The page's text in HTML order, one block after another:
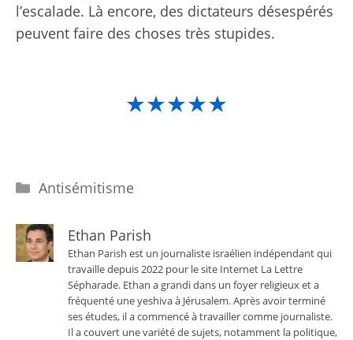
l’escalade. Là encore, des dictateurs désespérés
peuvent faire des choses très stupides.
★★★★★
Catégories
Antisémitisme
Ethan Parish
Ethan Parish est un journaliste israélien indépendant qui
travaille depuis 2022 pour le site Internet La Lettre
Sépharade. Ethan a grandi dans un foyer religieux et a
fréquenté une yeshiva à Jérusalem. Après avoir terminé
ses études, il a commencé à travailler comme journaliste.
Il a couvert une variété de sujets, notamment la politique,